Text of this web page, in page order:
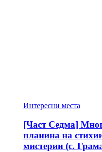
Интересни места
[Част Седма]
планина на
мистерии (с.